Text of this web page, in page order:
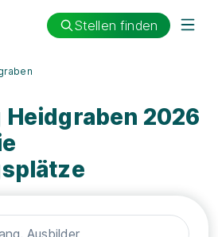
Stellen finden
2026